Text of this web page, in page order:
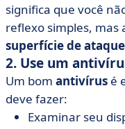
significa que você
reflexo simples, mas
superfície de ataque
2. Use um
Um bom antivírus é
deve fazer:
Examinar seu